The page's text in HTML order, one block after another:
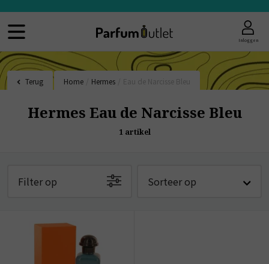
Inloggen
Terug Home Hermes
Hermes Eau de Narcisse Bleu
1 artikel
Filter op Sorteer op